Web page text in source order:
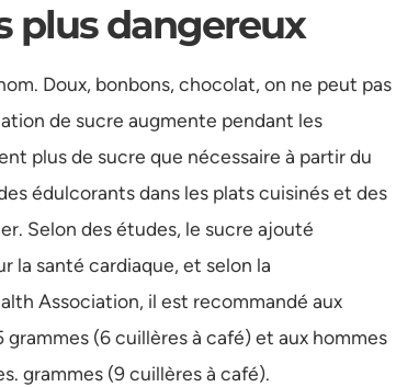
plus dangereux
Doux, bonbons, chocolat, on ne peut pas
de sucre augmente pendant les
plus de sucre que nécessaire à partir du
édulcorants dans les plats cuisinés et des
Selon des études, le sucre ajouté
la santé cardiaque, et selon la
Association, il est recommandé aux
(6 cuillères à café) et aux hommes
grammes (9 cuillères à café).